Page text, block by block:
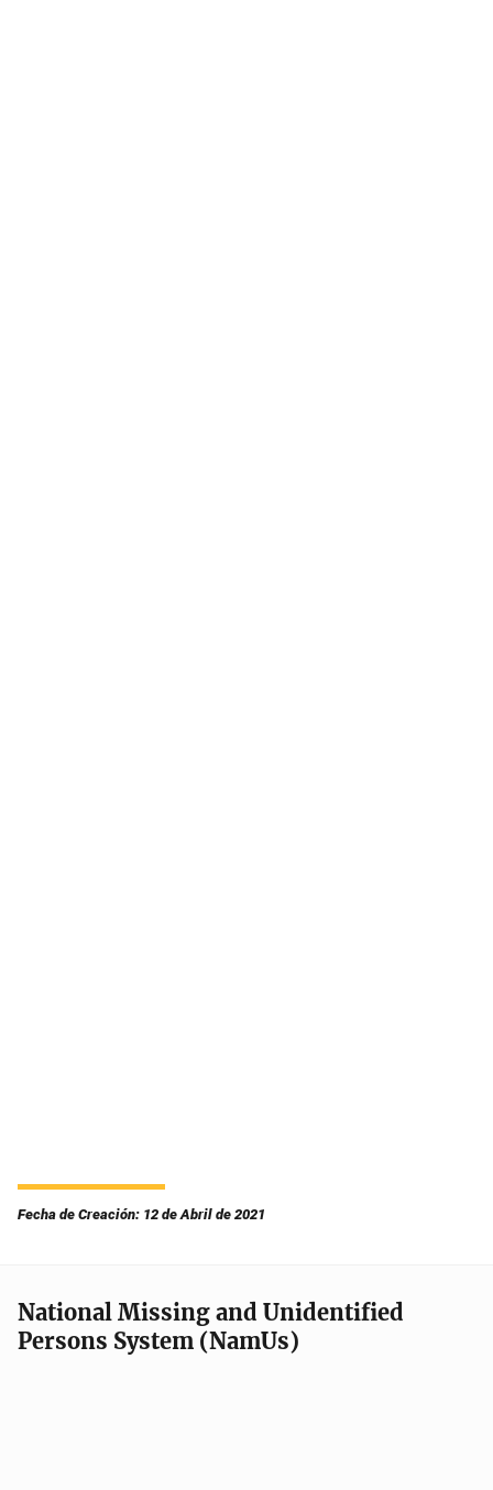
Fecha de Creación: 12 de Abril de 2021
National Missing and Unidentified
Persons System (NamUs)